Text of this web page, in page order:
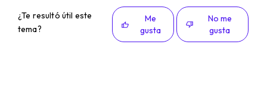
¿Te resultó útil este
tema?
Me
gusta
No me
gusta